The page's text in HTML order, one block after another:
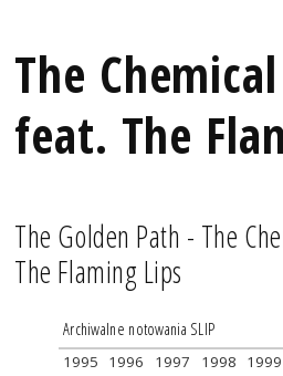
The
feat. The
The Golden Path - The
The Flaming Lips
Archiwalne notowania SLIP
1995 1996 1997 1998 1999